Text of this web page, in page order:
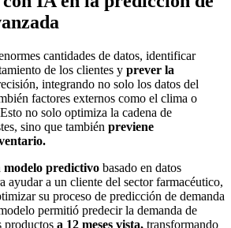
cantidades de datos, identificar
de los clientes y prever la
integrando no solo los datos del
factores externos como el clima o
no solo optimiza la cadena de
sino que también previene
modelo predictivo basado en datos
ayudar a un cliente del sector farmacéutico,
su proceso de predicción de demanda
permitió predecir la demanda de
productos a 12 meses vista, transformando